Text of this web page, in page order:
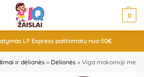
0
LP Express paštomatu nuo 50€
ir dėlionės » Dėlionės » Viga mokomoji